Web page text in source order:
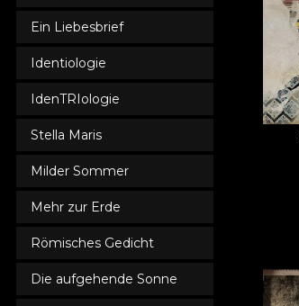
Ein Liebesbrief
Identiologie
IdenTRIologie
Stella Maris
Milder Sommer
Mehr zur Erde
Römisches Gedicht
Die aufgehende Sonne